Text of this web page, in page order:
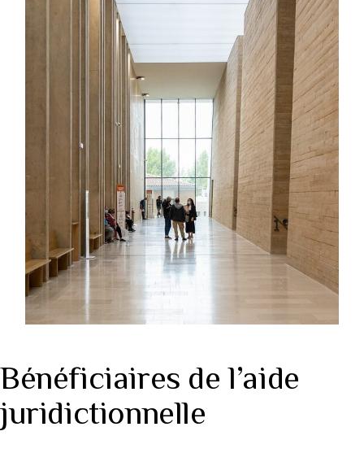
Bénéficiaires de l’aide
juridictionnelle